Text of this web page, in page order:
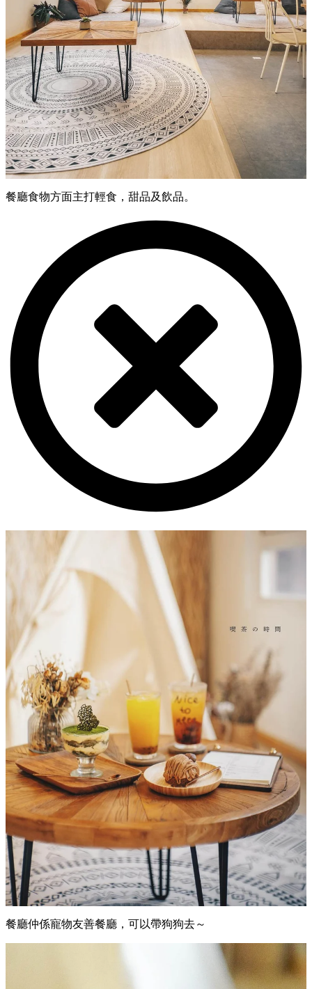
餐廳食物方面主打輕食，甜品及飲品。
餐廳仲係寵物友善餐廳，可以帶狗狗去～